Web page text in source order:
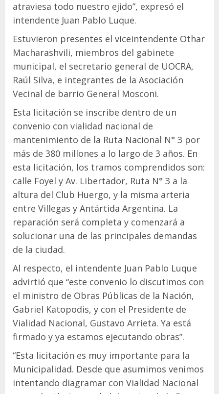
atraviesa todo nuestro ejido”, expresó el
intendente Juan Pablo Luque.
Estuvieron presentes el viceintendente Othar
Macharashvili, miembros del gabinete
municipal, el secretario general de UOCRA,
Raúl Silva, e integrantes de la Asociación
Vecinal de barrio General Mosconi.
Esta licitación se inscribe dentro de un
convenio con vialidad nacional de
mantenimiento de la Ruta Nacional N° 3 por
más de 380 millones a lo largo de 3 años. En
esta licitación, los tramos comprendidos son:
calle Foyel y Av. Libertador, Ruta N° 3 a la
altura del Club Huergo, y la misma arteria
entre Villegas y Antártida Argentina. La
reparación será completa y comenzará a
solucionar una de las principales demandas
de la ciudad.
Al respecto, el intendente Juan Pablo Luque
advirtió que “este convenio lo discutimos con
el ministro de Obras Públicas de la Nación,
Gabriel Katopodis, y con el Presidente de
Vialidad Nacional, Gustavo Arrieta. Ya está
firmado y ya estamos ejecutando obras”.
“Esta licitación es muy importante para la
Municipalidad. Desde que asumimos venimos
intentando diagramar con Vialidad Nacional